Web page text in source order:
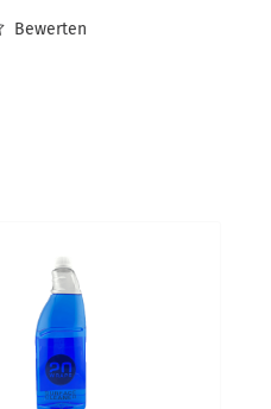
Bewerten